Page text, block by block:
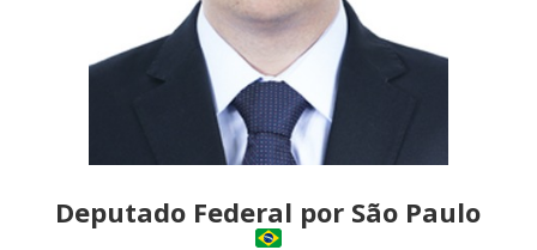
Deputado Federal por São Paulo